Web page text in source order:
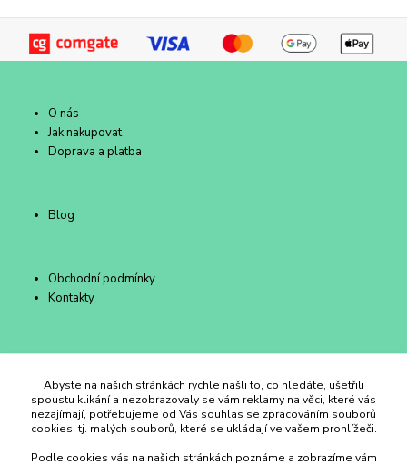
O nás
Jak nakupovat
Doprava a platba
Blog
Obchodní podmínky
Kontakty
Duhový Ateliér Kroměříž
+420 734 258 002
Abyste na našich stránkách rychle našli to, co hledáte, ušetřili
spoustu klikání a nezobrazovaly se vám reklamy na věci, které vás
nezajímají, potřebujeme od Vás souhlas se zpracováním souborů
cookies, tj. malých souborů, které se ukládají ve vašem prohlížeči.
Podle cookies vás na našich stránkách poznáme a zobrazíme vám